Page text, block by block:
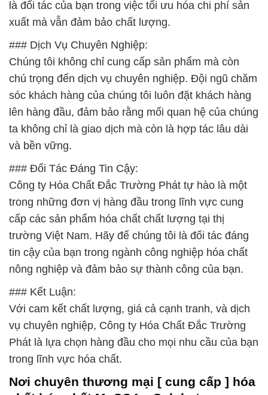
là đối tác của bạn trong việc tối ưu hóa chi phí sản
xuất mà vẫn đảm bảo chất lượng.
### Dịch Vụ Chuyên Nghiệp:
Chúng tôi không chỉ cung cấp sản phẩm mà còn
chú trọng đến dịch vụ chuyên nghiệp. Đội ngũ chăm
sóc khách hàng của chúng tôi luôn đặt khách hàng
lên hàng đầu, đảm bảo rằng mối quan hệ của chúng
ta không chỉ là giao dịch mà còn là hợp tác lâu dài
và bền vững.
### Đối Tác Đáng Tin Cậy:
Công ty Hóa Chất Đắc Trường Phát tự hào là một
trong những đơn vị hàng đầu trong lĩnh vực cung
cấp các sản phẩm hóa chất chất lượng tại thị
trường Việt Nam. Hãy để chúng tôi là đối tác đáng
tin cậy của bạn trong ngành công nghiệp hóa chất
nông nghiệp và đảm bảo sự thành công của bạn.
### Kết Luận:
Với cam kết chất lượng, giá cả cạnh tranh, và dịch
vụ chuyên nghiệp, Công ty Hóa Chất Đắc Trường
Phát là lựa chọn hàng đầu cho mọi nhu cầu của bạn
trong lĩnh vực hóa chất.
Nơi chuyên thương mại [ cung cấp ] hóa